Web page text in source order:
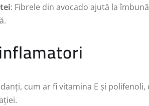
: Fibrele din avocado ajută la
cum ar fi vitamina E și